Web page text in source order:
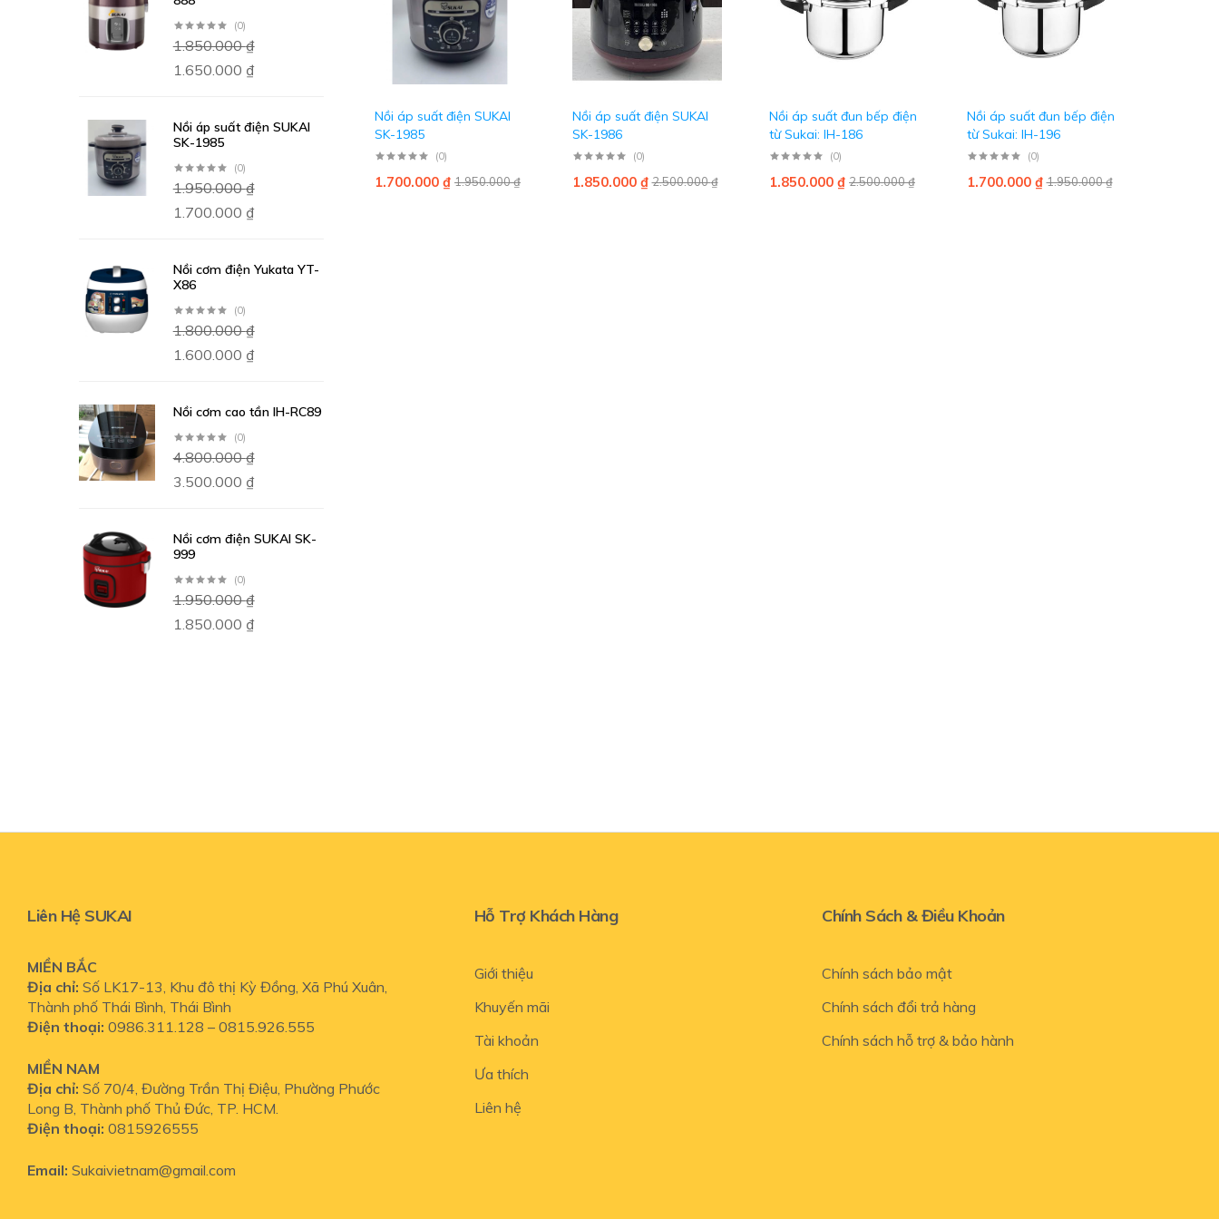
Nồi áp suất điện SUKAI
SK-1985
(0)
1.950.000₫
1.700.000 ₫
Nồi áp suất điện SUKAI
SK-1986
(0)
2.500.000₫
1.850.000 ₫
Nồi áp suất đun bếp điện
từ Sukai: IH-186
(0)
2.500.000₫
1.850.000 ₫
Nồi áp suất đun bếp điện
từ Sukai: IH-196
(0)
1.950.000₫
1.700.000 ₫
(0)
1.850.000₫
1.650.000 ₫
Nồi áp suất điện SUKAI
SK-1985
(0)
1.950.000₫
1.700.000 ₫
Nồi cơm điện Yukata YT-
X86
(0)
1.800.000₫
1.600.000 ₫
Nồi cơm cao tần IH-RC89
(0)
4.800.000₫
3.500.000 ₫
Nồi cơm điện SUKAI SK-
999
(0)
1.950.000₫
1.850.000 ₫
Liên Hệ SUKAI
MIỀN BẮC
Địa chỉ: Số LK17-13, Khu đô thị Kỳ Đồng, Xã Phú Xuân,
Thành phố Thái Bình, Thái Bình
Điện thoại: 0986.311.128 – 0815.926.555
MIỀN NAM
Địa chỉ: Số 70/4, Đường Trần Thị Điệu, Phường Phước
Long B, Thành phố Thủ Đức, TP. HCM.
Điện thoại: 0815926555
Email: Sukaivietnam@gmail.com
Hỗ Trợ Khách Hàng
Giới thiệu
Khuyến mãi
Tài khoản
Ưa thích
Liên hệ
Chính Sách & Điều Khoản
Chính sách bảo mật
Chính sách đổi trả hàng
Chính sách hỗ trợ & bảo hành